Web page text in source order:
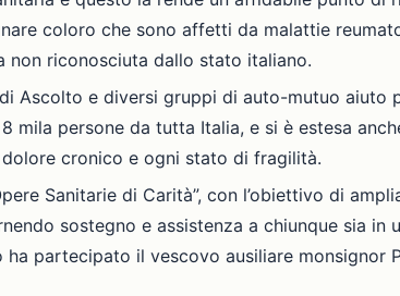
coloro che sono affetti da malattie
non riconosciuta dallo stato italiano.
Ascolto e diversi gruppi di auto-mutuo aiuto
mila persone da tutta Italia, e si è estesa
cronico e ogni stato di fragilità.
Sanitarie di Carità”, con l’obiettivo di
sostegno e assistenza a chiunque sia
ha partecipato il vescovo ausiliare monsignor